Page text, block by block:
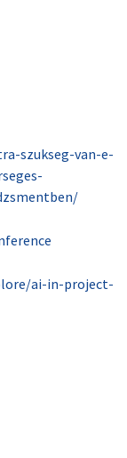
szukseg-van-e-
ai-in-project-